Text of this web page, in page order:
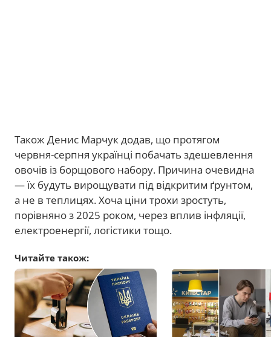
Також Денис Марчук додав, що протягом
червня-серпня українці побачать здешевлення
овочів із борщового набору. Причина очевидна
— їх будуть вирощувати під відкритим ґрунтом,
а не в теплицях. Хоча ціни трохи зростуть,
порівняно з 2025 роком, через вплив інфляції,
електроенергії, логістики тощо.
Читайте також: